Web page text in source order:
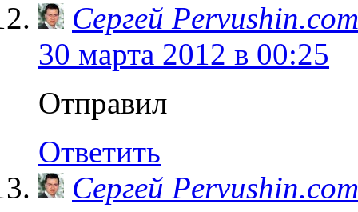
Сергей Pervushin.com
30 марта 2012 в 00:25
Отправил
Ответить
Сергей Pervushin.com